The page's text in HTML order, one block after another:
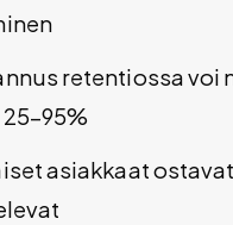
retentiossa voi
95%
asiakkaat